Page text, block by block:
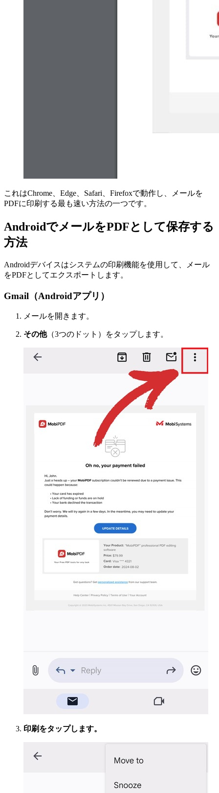
これはChrome、Edge、Safari、Firefoxで動作し、メールを
PDFに印刷する最も速い方法の一つです。
AndroidでメールをPDFとして保存する
方法
Androidデバイスはシステムの印刷機能を使用して、メール
をPDFとしてエクスポートします。
Gmail（Androidアプリ）
メールを開きます。
その他（3つのドット）をタップします。
印刷をタップします。